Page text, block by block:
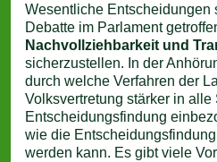
Wesentliche Entscheidungen
Debatte im Parlament
Nachvollziehbarkeit und
sicherzustellen. In der
durch welche Verfahren der
Volksvertretung stärker in alle
Entscheidungsfindung
wie die
werden kann. Es gibt viele